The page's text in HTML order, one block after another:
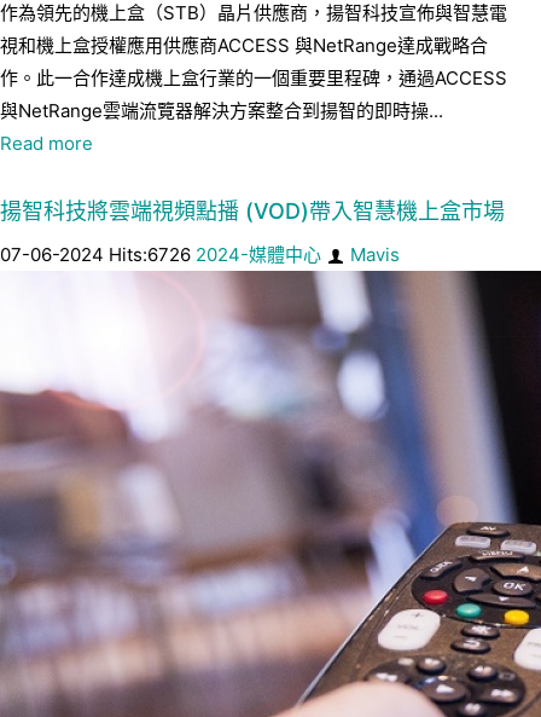
作為領先的機上盒（STB）晶片供應商，揚智科技宣佈與智慧電
視和機上盒授權應用供應商ACCESS 與NetRange達成戰略合
作。此一合作達成機上盒行業的一個重要里程碑，通過ACCESS
與NetRange雲端流覽器解決方案整合到揚智的即時操...
Read more
揚智科技將雲端視頻點播 (VOD)帶入智慧機上盒市場
07-06-2024 Hits:6726 2024-媒體中心 Mavis